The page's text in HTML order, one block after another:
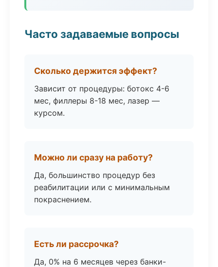
Часто задаваемые вопросы
Сколько держится эффект?
Зависит от процедуры: ботокс 4-6
мес, филлеры 8-18 мес, лазер —
курсом.
Можно ли сразу на работу?
Да, большинство процедур без
реабилитации или с минимальным
покраснением.
Есть ли рассрочка?
Да, 0% на 6 месяцев через банки-